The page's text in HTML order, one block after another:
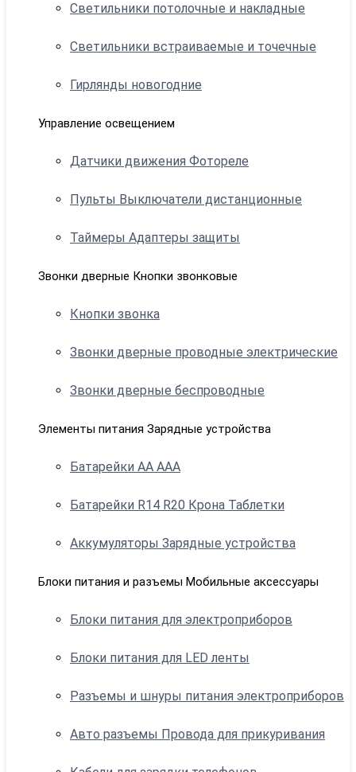
Светильники потолочные и накладные
Светильники встраиваемые и точечные
Гирлянды новогодние
Управление освещением
Датчики движения Фотореле
Пульты Выключатели дистанционные
Таймеры Адаптеры защиты
Звонки дверные Кнопки звонковые
Кнопки звонка
Звонки дверные проводные электрические
Звонки дверные беспроводные
Элементы питания Зарядные устройства
Батарейки АА ААА
Батарейки R14 R20 Крона Таблетки
Аккумуляторы Зарядные устройства
Блоки питания и разъемы Мобильные аксессуары
Блоки питания для электроприборов
Блоки питания для LED ленты
Разъемы и шнуры питания электроприборов
Авто разъемы Провода для прикуривания